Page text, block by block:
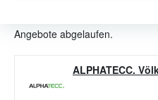
Angebote abgelaufen.
ALPHATECC.